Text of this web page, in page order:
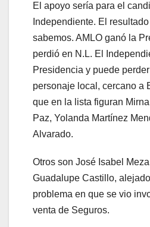
El apoyo sería para el
Independiente. El
sabemos. AMLO ganó la
perdió en N.L. El
Presidencia y puede
personaje local, cercano a
que en la lista figuran
Paz, Yolanda Martínez
Alvarado.
Otros son José Isabel
Guadalupe Castillo,
problema en que se vio
venta de Seguros.